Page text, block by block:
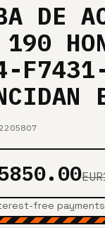
DE
190
free